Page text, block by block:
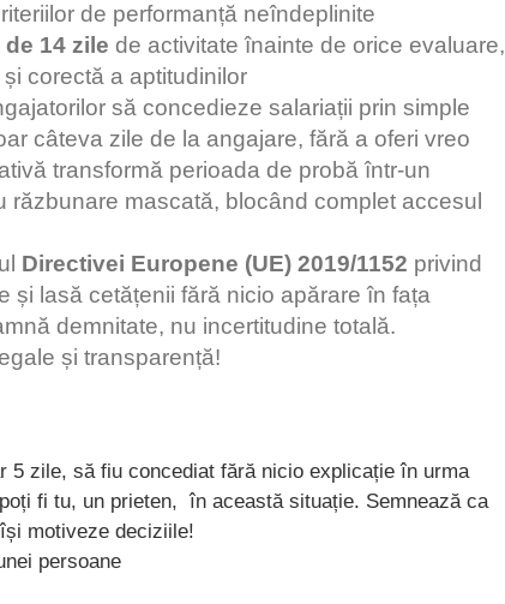
de performanță neîndeplinite
14 zile de activitate înainte de orice evaluare,
corectă a aptitudinilor
să concedieze salariații prin simple
câteva zile de la angajare, fără a oferi vreo
transformă perioada de probă într-un
răzbunare mascată, blocând complet accesul
Directivei Europene (UE) 2019/1152 privind
și lasă cetățenii fără nicio apărare în fața
demnitate, nu incertitudine totală.
și transparență!
5 zile, să fiu concediat fără nicio explicație în urma
fi tu, un prieten, în această situație. Semnează ca
motiveze deciziile!
persoane